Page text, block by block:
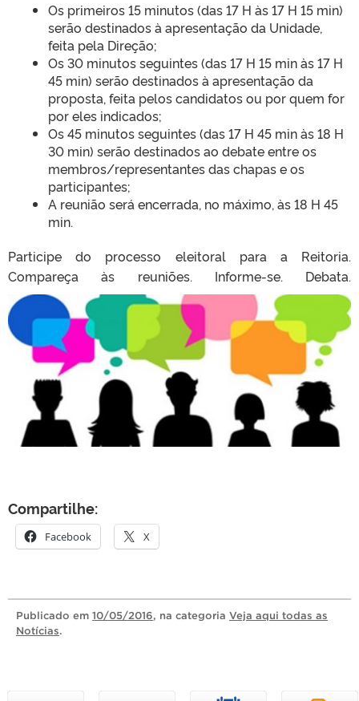
Os primeiros 15 minutos (das 17 H às 17 H 15 min)
serão destinados à apresentação da Unidade,
feita pela Direção;
Os 30 minutos seguintes (das 17 H 15 min às 17 H
45 min) serão destinados à apresentação da
proposta, feita pelos candidatos ou por quem for
por eles indicados;
Os 45 minutos seguintes (das 17 H 45 min às 18 H
30 min) serão destinados ao debate entre os
membros/representantes das chapas e os
participantes;
A reunião será encerrada, no máximo, às 18 H 45
min.
Participe do processo eleitoral para a Reitoria.
Compareça às reuniões. Informe-se. Debata.
Compartilhe:
Facebook X
Publicado em 10/05/2016, na categoria Veja aqui todas as
Notícias.